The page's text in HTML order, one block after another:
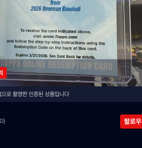
로 촬영한 인증된 상품입니다
팔로우